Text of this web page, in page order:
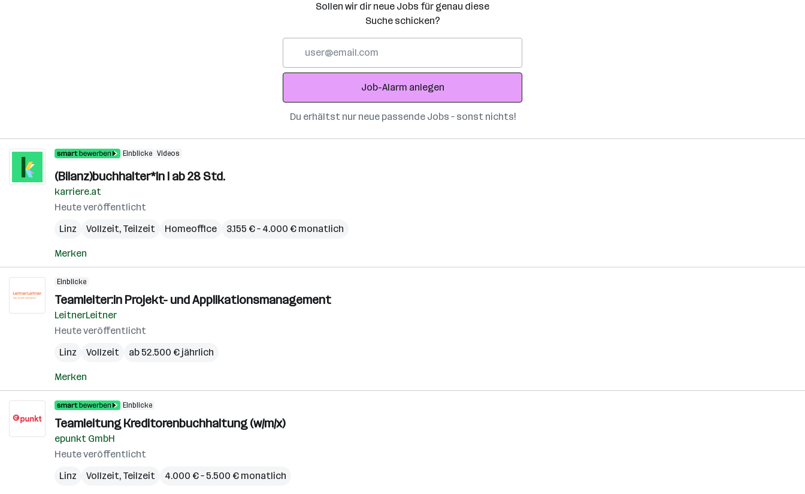
Sollen wir dir neue Jobs für genau diese
Suche schicken?
Adresse
Job-Alarm anlegen
Du erhältst nur neue passende Jobs – sonst nichts!
Einblicke Videos
(Bilanz)buchhalter*In I ab 28 Std.
karriere.at
Heute veröffentlicht
Linz
Vollzeit, Teilzeit Homeoffice 3.155 € – 4.000 € monatlich
Merken
Einblicke
Teamleiter:in Projekt- und Applikationsmanagement
LeitnerLeitner
Heute veröffentlicht
Linz
Vollzeit ab 52.500 € jährlich
Merken
Einblicke
Teamleitung Kreditorenbuchhaltung (w/m/x)
epunkt GmbH
Heute veröffentlicht
Linz
Vollzeit, Teilzeit 4.000 € – 5.500 € monatlich